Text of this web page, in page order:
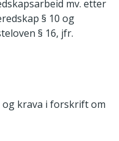
mv. etter
§ 10 og
§ 16, jfr.
og krava i forskrift om